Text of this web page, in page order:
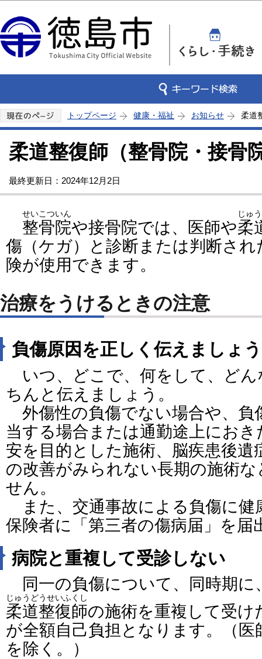
トップページ 健康・福祉 お知らせ 柔道
柔道整復師（整骨院・接骨
最終更新日：2024年12月2日
整骨院
せいこついん
や接骨院では、医師や柔
じゅ
傷（ケガ）と診断または判断さ
険が使用できます。
治療をうけるときの注意
負傷原因を正しく伝えましょう
いつ、どこで、何をして、どん
ちんと伝えましょう。
外傷性の負傷でない場合や、負
当する場合または通勤途上にお
安を目的とした施術、脳疾患後遺
の改善がみられない長期の施術
せん。
また、交通事故による負傷に健
保険者に「第三者の傷病届」を届
病院と重複して受診しない
同一の負傷について、同時期に
柔道整復師
じゅうどうせいふくし
の施術を重複して受け
が全額自己負担となります。（
を除く。）